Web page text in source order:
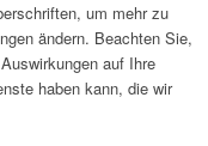
um mehr zu
ändern. Beachten Sie,
auf Ihre
haben kann, die wir